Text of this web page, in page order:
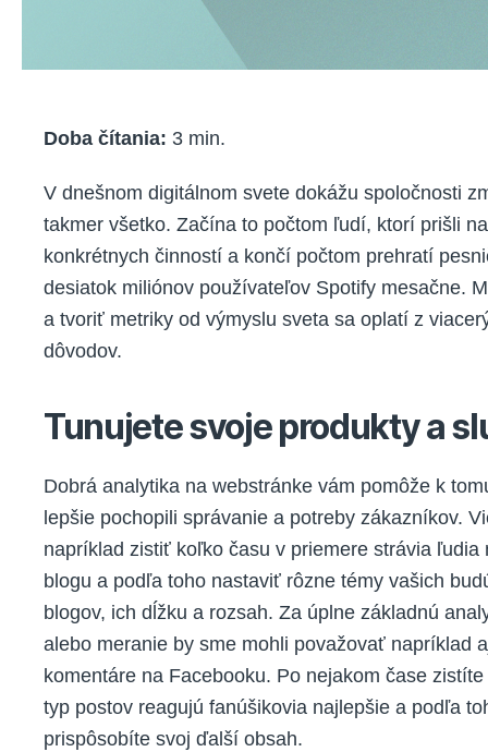
Doba čítania: 3 min.
V dnešnom digitálnom svete dokážu spoločnosti
takmer všetko. Začína to počtom ľudí, ktorí prišli
konkrétnych činností a končí počtom prehratí
desiatok miliónov používateľov Spotify mesačne.
a tvoriť metriky od výmyslu sveta sa oplatí z
dôvodov.
Tunujete svoje produkty a
Dobrá analytika na webstránke vám pomôže k
lepšie pochopili správanie a potreby zákazníkov.
napríklad zistiť koľko času v priemere strávia ľudia
blogu a podľa toho nastaviť rôzne témy vašich
blogov, ich dĺžku a rozsah. Za úplne základnú
alebo meranie by sme mohli považovať napríklad
komentáre na Facebooku. Po nejakom čase
typ postov reagujú fanúšikovia najlepšie a podľa
prispôsobíte svoj ďalší obsah.